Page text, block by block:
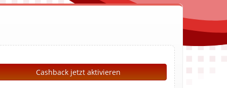
Cashback jetzt aktivieren